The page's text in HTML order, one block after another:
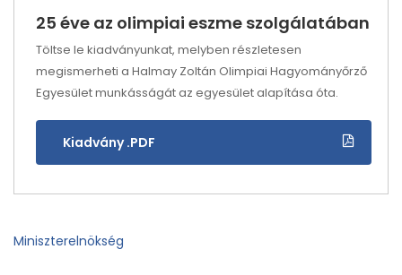
25 éve az olimpiai eszme szolgálatában
Töltse le kiadványunkat, melyben részletesen
megismerheti a Halmay Zoltán Olimpiai Hagyományőrző
Egyesület munkásságát az egyesület alapítása óta.
Kiadvány .PDF
Miniszterelnökség